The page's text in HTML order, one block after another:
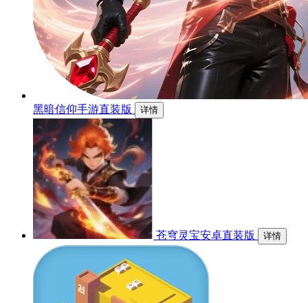
黑暗信仰手游直装版 详情
苍穹灵宝安卓直装版 详情